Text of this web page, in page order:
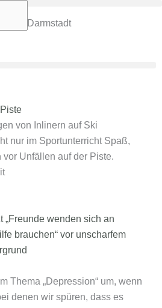
in Darmstadt
von Inlinern auf Ski
nur im Sportunterricht Spaß,
Unfällen auf der Piste.
Thema „Depression“ um, wenn
denen wir spüren, dass es